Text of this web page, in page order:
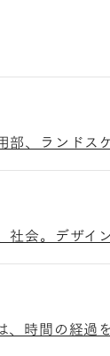
、時間の経過